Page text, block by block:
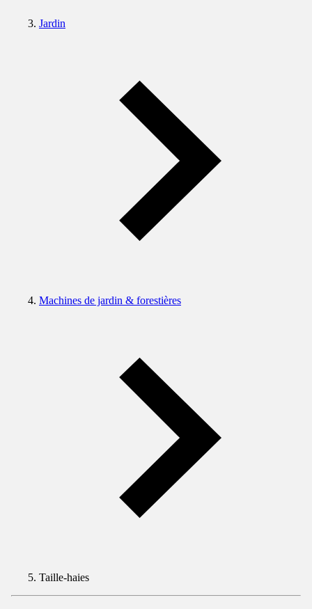
Jardin
Machines de jardin & forestières
Taille-haies